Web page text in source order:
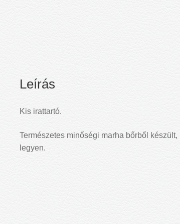
Leírás
Kis irattartó.
Természetes minőségi marha bőrből
legyen.